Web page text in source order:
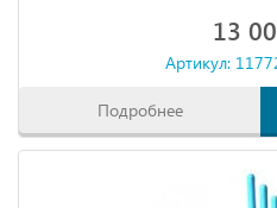
13
Артикул:
Подробнее